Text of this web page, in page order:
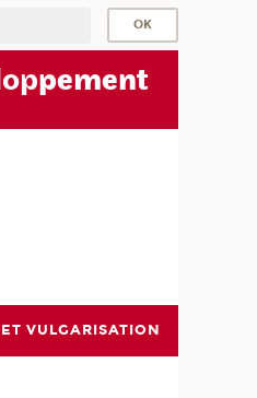
pement
VULGARISATION